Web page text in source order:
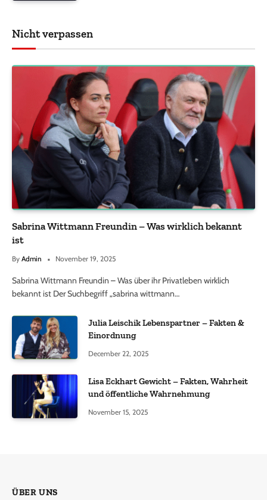
Nicht verpassen
Sabrina Wittmann Freundin – Was wirklich bekannt
ist
By Admin November 19, 2025
Sabrina Wittmann Freundin – Was über ihr Privatleben wirklich
bekannt ist Der Suchbegriff „sabrina wittmann…
Julia Leischik Lebenspartner – Fakten &
Einordnung
December 22, 2025
Lisa Eckhart Gewicht – Fakten, Wahrheit
und öffentliche Wahrnehmung
November 15, 2025
ÜBER UNS